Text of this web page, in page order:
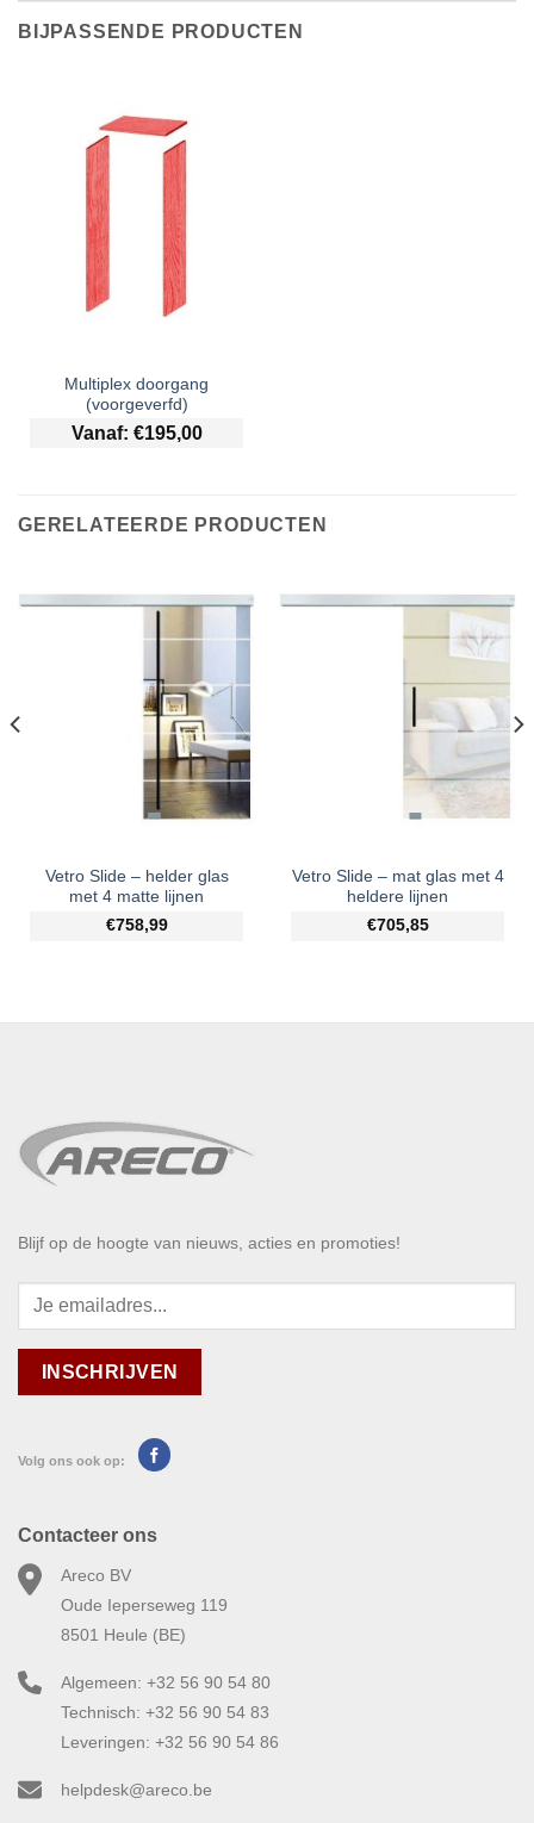
BIJPASSENDE PRODUCTEN
Multiplex doorgang
(voorgeverfd)
Vanaf: €195,00
GERELATEERDE PRODUCTEN
Vetro Slide – helder glas
met 4 matte lijnen
€758,99
Vetro Slide – mat glas met 4
heldere lijnen
€705,85
Blijf op de hoogte van nieuws, acties en promoties!
Volg ons ook op:
Contacteer ons
Areco BV
Oude Ieperseweg 119
8501 Heule (BE)
Algemeen: +32 56 90 54 80
Technisch: +32 56 90 54 83
Leveringen: +32 56 90 54 86
helpdesk@areco.be